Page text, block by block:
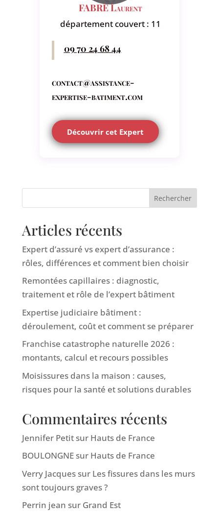
FABRE Laurent
département couvert : 11
09 70 24 68 44
contact@assistance-
expertise-batiment.com
Découvrir cet Expert
Rechercher
Articles récents
Expert d’assuré vs expert d’assurance :
rôles, différences et comment bien choisir
Remontées capillaires : diagnostic,
traitement et rôle de l’expert bâtiment
Expertise judiciaire bâtiment :
déroulement, coût et comment se préparer
Franchise catastrophe naturelle 2026 :
montants, calcul et recours possibles
Moisissures dans la maison : causes,
risques pour la santé et solutions durables
Commentaires récents
Jennifer Petitsur Hauts de France
BOULONGNEsur Hauts de France
Verry Jacquessur Les fissures dans les murs
sont toujours graves ?
Perrin jean sur Grand Est